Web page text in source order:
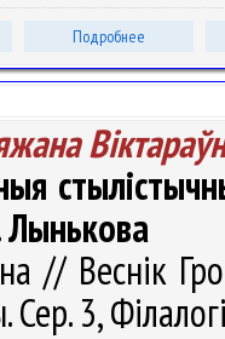
Подробнее
// Веснік
Сер. 3,